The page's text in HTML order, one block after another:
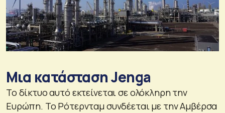
Μια κατάσταση Jenga
Το δίκτυο αυτό εκτείνεται σε ολόκληρη την
Ευρώπη. Το Ρότερνταμ συνδέεται με την Αμβέρσα